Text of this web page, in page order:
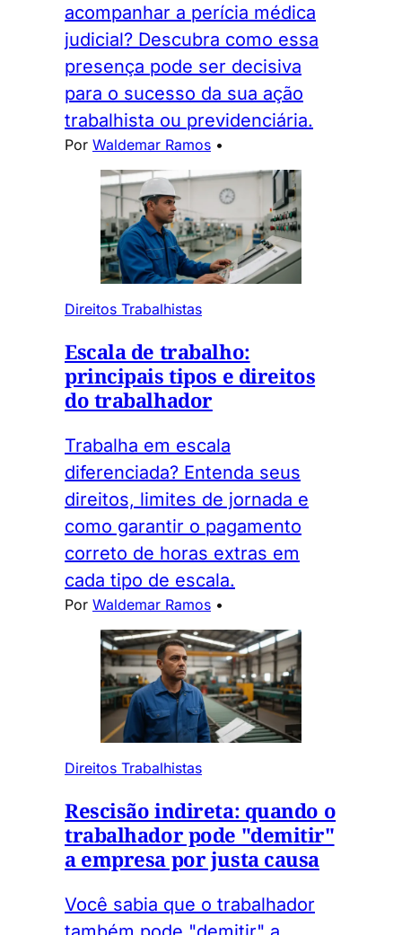
acompanhar a perícia médica
judicial? Descubra como essa
presença pode ser decisiva
para o sucesso da sua ação
trabalhista ou previdenciária.
Por Waldemar Ramos •
Direitos Trabalhistas
Escala de trabalho:
principais tipos e direitos
do trabalhador
Trabalha em escala
diferenciada? Entenda seus
direitos, limites de jornada e
como garantir o pagamento
correto de horas extras em
cada tipo de escala.
Por Waldemar Ramos •
Direitos Trabalhistas
Rescisão indireta: quando o
trabalhador pode "demitir"
a empresa por justa causa
Você sabia que o trabalhador